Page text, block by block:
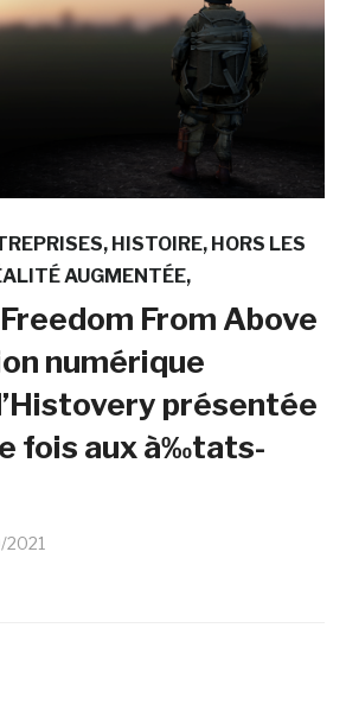
HISTOIRE HORS LES
AUGMENTÉE
From Above
numérique
présentée
fois aux à‰tats-
2021